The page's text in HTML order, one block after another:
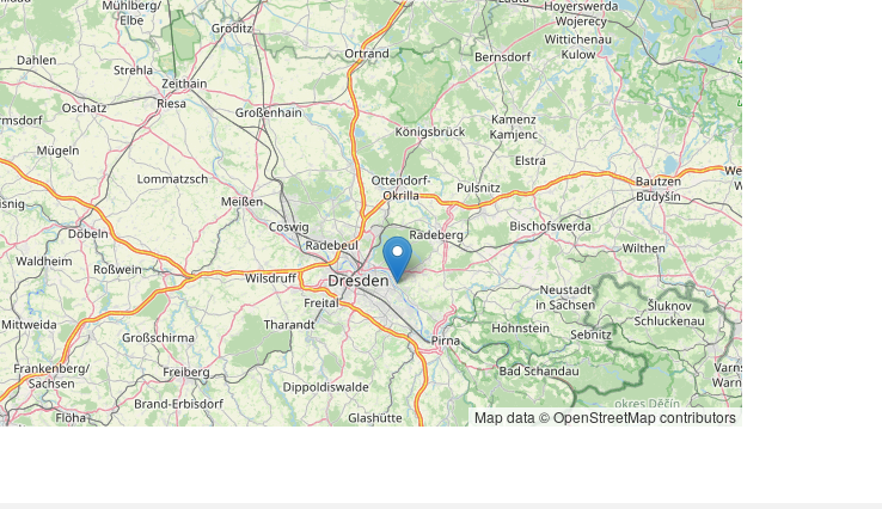
Map data © OpenStreetMap contributors